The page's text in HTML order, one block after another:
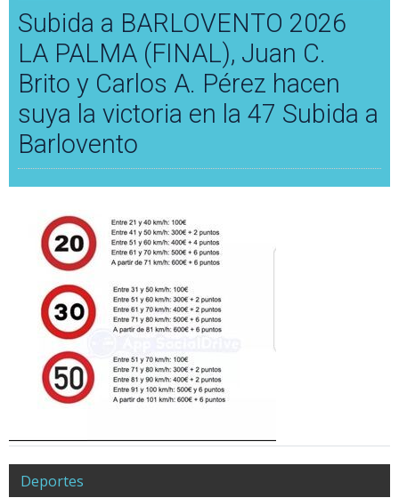
Subida a BARLOVENTO 2026
LA PALMA (FINAL), Juan C.
Brito y Carlos A. Pérez hacen
suya la victoria en la 47 Subida a
Barlovento
Deportes